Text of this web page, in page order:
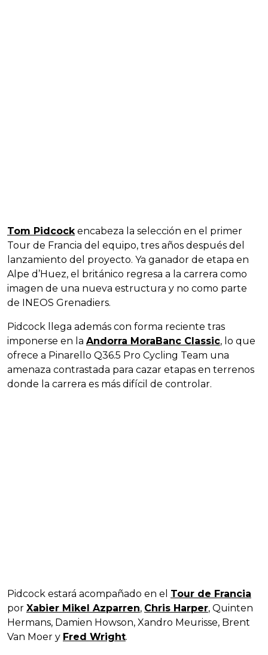
Tom Pidcockencabeza la selección en el primer
Tour de Francia del equipo, tres años después del
lanzamiento del proyecto. Ya ganador de etapa en
Alpe d’Huez, el británico regresa a la carrera como
imagen de una nueva estructura y no como parte
de INEOS Grenadiers.
Pidcock llega además con forma reciente tras
imponerse en la Andorra MoraBanc Classic, lo que
ofrece a Pinarello Q36.5 Pro Cycling Team una
amenaza contrastada para cazar etapas en terrenos
donde la carrera es más difícil de controlar.
Pidcock estará acompañado en el Tour de Francia
por Xabier Mikel Azparren, Chris Harper, Quinten
Hermans, Damien Howson, Xandro Meurisse, Brent
Van Moer y Fred Wright.